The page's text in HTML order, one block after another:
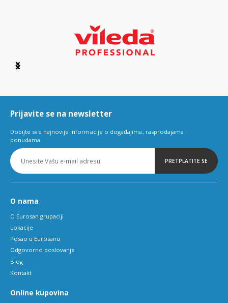
Item
6
Prijavite se na newsletter
Dobijte sve najnovije informacije o događajima, rasprodajama i
ponudama.
PRETPLATITE SE
O nama
O Eurosan grupaciji
Lokacije
Posao u Eurosanu
Odgovorno poslovanje
Blog
Kontakt
Online kupovina